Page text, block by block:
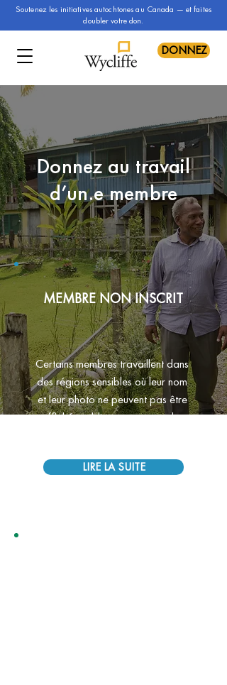
Soutenez les initiatives autochtones au Canada — et faites
doubler votre don.
DONNEZ
Donnez au travail
d’un.e membre
MEMBRE NON INSCRIT
Certains membres travaillent dans
des régions sensibles où leur nom
et leur photo ne peuvent pas être
affichés publiquement pour des
LIRE LA SUITE